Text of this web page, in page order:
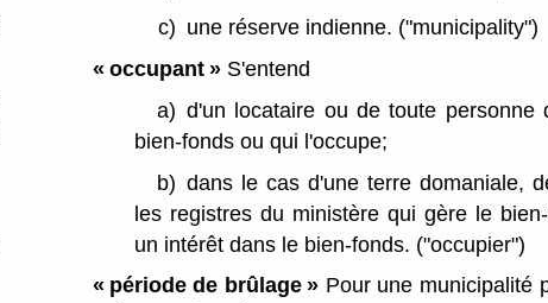
c) une réserve indienne. ("municipality")
« occupant »S'entend
a) d'un locataire ou de toute personne
bien-fonds ou qui l'occupe;
b) dans le cas d'une terre domaniale,
les registres du ministère qui gère le
un intérêt dans le bien-fonds. ("occupier")
« période de brûlage » Pour une municipalité